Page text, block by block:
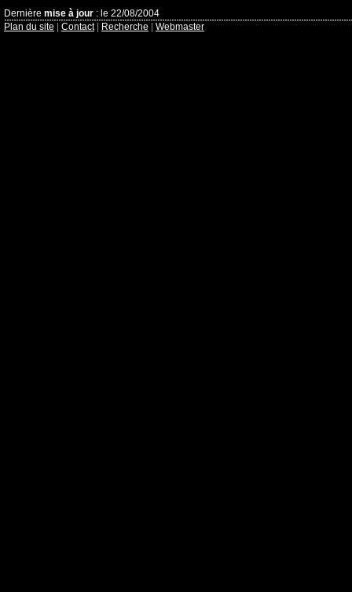
Dernière mise à jour : le 22/08/2004
Plan du site
Contact| Recherche Webmaster